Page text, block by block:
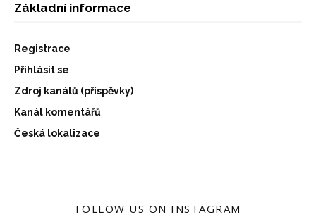
Základní informace
Registrace
Přihlásit se
Zdroj kanálů (příspěvky)
Kanál komentářů
Česká lokalizace
FOLLOW US ON INSTAGRAM